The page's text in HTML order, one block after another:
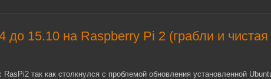
15.10 на Raspberry Pi 2 (грабли и чистая
так как столкнулся с проблемой обновления установленной